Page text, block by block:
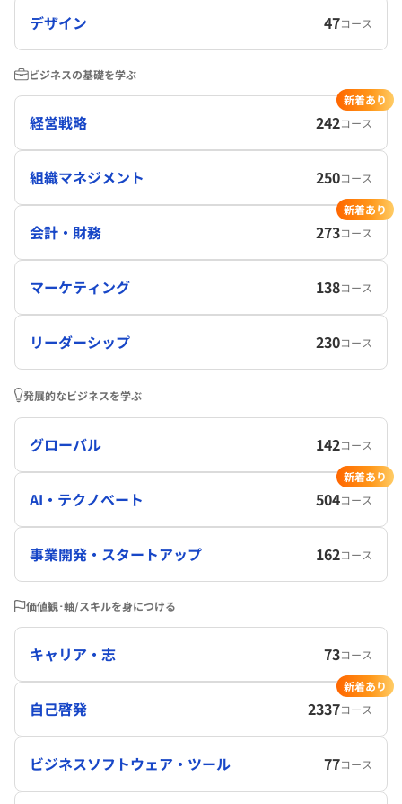
デザイン 47コース
ビジネスの基礎を学ぶ
経営戦略 242コース
新着あり
組織マネジメント 250コース
会計・財務 273コース
新着あり
マーケティング 138コース
リーダーシップ 230コース
発展的なビジネスを学ぶ
グローバル 142コース
AI・テクノベート 504コース
新着あり
事業開発・スタートアップ 162コース
価値観･軸/スキルを身につける
キャリア・志 73コース
自己啓発 2337コース
新着あり
ビジネスソフトウェア・ツール 77コース